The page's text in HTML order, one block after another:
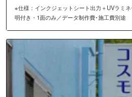
※仕様：インクジェットシート出力＋UVラミ
明付き・1面のみ／データ制作費･施工費別途